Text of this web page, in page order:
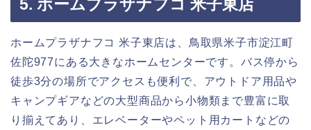
5. ホームプラザナフコ 米子東店
ホームプラザナフコ 米子東店は、鳥取県米子市淀江町
佐陀977にある大きなホームセンターです。バス停から
徒歩3分の場所でアクセスも便利で、アウトドア用品や
キャンプギアなどの大型商品から小物類まで豊富に取
り揃えてあり、エレベーターやペット用カートなどの